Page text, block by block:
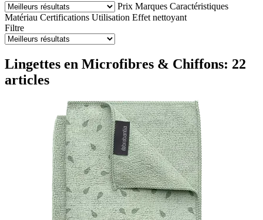
Prix Marques Caractéristiques
Matériau Certifications Utilisation Effet nettoyant
Filtre
Lingettes en Microfibres & Chiffons: 22
articles